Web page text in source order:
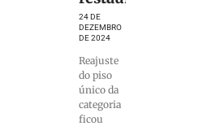
24 DE
DEZEMBRO
DE 2024
Reajuste
do piso
único da
categoria
ficou